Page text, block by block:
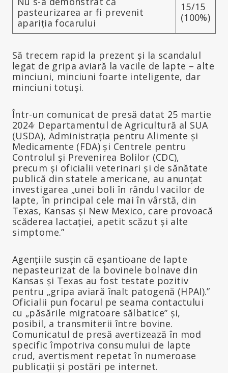
pasteurizarea ar fi prevenit
apariția focarului
15/15
(100%)
Să trecem rapid la prezent și la scandalul
legat de gripa aviară la vacile de lapte – alte
minciuni, minciuni foarte inteligente, dar
minciuni totuși.
Într-un comunicat de presă datat 25 martie
2024, Departamentul de Agricultură al SUA
(USDA), Administrația pentru Alimente și
Medicamente (FDA) și Centrele pentru
Controlul și Prevenirea Bolilor (CDC),
precum și oficialii veterinari și de sănătate
publică din statele americane, au anunțat
investigarea „unei boli în rândul vacilor de
lapte, în principal cele mai în vârstă, din
Texas, Kansas și New Mexico, care provoacă
scăderea lactației, apetit scăzut și alte
simptome.”
Agențiile susțin că eșantioane de lapte
nepasteurizat de la bovinele bolnave din
Kansas și Texas au fost testate pozitiv
pentru „gripa aviară înalt patogenă (HPAI).”
Oficialii pun focarul pe seama contactului
cu „păsările migratoare sălbatice” și,
posibil, a transmiterii între bovine.
Comunicatul de presă avertizează în mod
specific împotriva consumului de lapte
crud, avertisment repetat în numeroase
publicații și postări pe internet.